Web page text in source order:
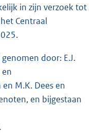
in zijn verzoek tot
Centraal
door: E.J.
en
M.K. Dees en
en bijgestaan